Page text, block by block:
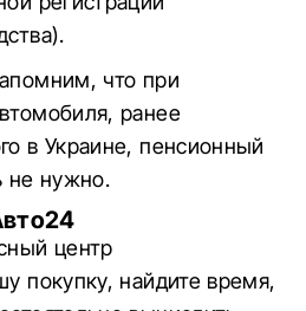
что при
ранее
в Украине, пенсионный
не нужно.
центр
покупку, найдите время,